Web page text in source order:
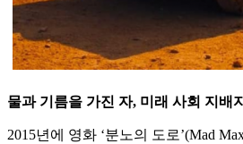
물과 기름을 가진 자, 미래 사회 지배
2015년에 영화 ‘분노의 도로’(Mad